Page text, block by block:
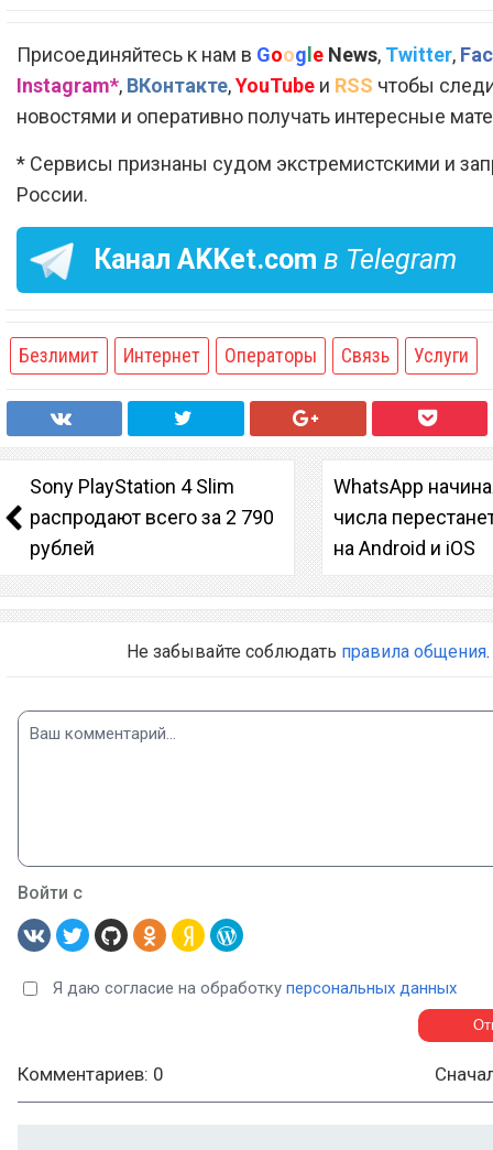
Присоединяйтесь к нам в Google News, Twitter,
Instagram*, ВКонтакте,YouTube и RSS чтобы
новостями и оперативно получать интересные
* Сервисы признаны судом экстремистскими и
России.
Канал AKKet.com в Telegram
Безлимит Интернет Операторы Связь Услуги
Sony PlayStation 4 Slim
распродают всего за 2 790
рублей
WhatsApp
числа
на Android и iOS
Не забывайте соблюдать правила общения.
Войти с
Я даю согласие на обработку персональных данных
Комментариев: 0